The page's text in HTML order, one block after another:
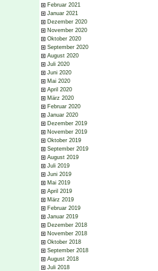
Februar 2021
Januar 2021
Dezember 2020
November 2020
Oktober 2020
September 2020
August 2020
Juli 2020
Juni 2020
Mai 2020
April 2020
März 2020
Februar 2020
Januar 2020
Dezember 2019
November 2019
Oktober 2019
September 2019
August 2019
Juli 2019
Juni 2019
Mai 2019
April 2019
März 2019
Februar 2019
Januar 2019
Dezember 2018
November 2018
Oktober 2018
September 2018
August 2018
Juli 2018